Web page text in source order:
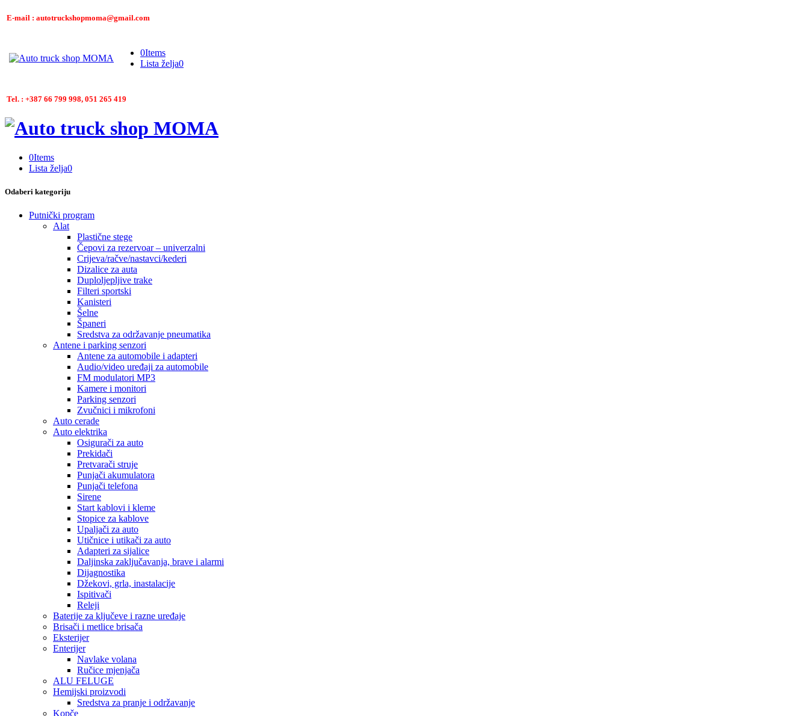
E-mail : autotruckshopmoma@gmail.com
0Items
Lista želja0
Tel. : +387 66 799 998, 051 265 419
0Items
Lista želja0
Odaberi kategoriju
Putnički program
Alat
Plastične stege
Čepovi za rezervoar – univerzalni
Crijeva/račve/nastavci/kederi
Dizalice za auta
Duploljepljive trake
Filteri sportski
Kanisteri
Šelne
Španeri
Sredstva za održavanje pneumatika
Antene i parking senzori
Antene za automobile i adapteri
Audio/video uređaji za automobile
FM modulatori MP3
Kamere i monitori
Parking senzori
Zvučnici i mikrofoni
Auto cerade
Auto elektrika
Osigurači za auto
Prekidači
Pretvarači struje
Punjači akumulatora
Punjači telefona
Sirene
Start kablovi i kleme
Stopice za kablove
Upaljači za auto
Utičnice i utikači za auto
Adapteri za sijalice
Daljinska zaključavanja, brave i alarmi
Dijagnostika
Džekovi, grla, inastalacije
Ispitivači
Releji
Baterije za ključeve i razne uređaje
Brisači i metlice brisača
Eksterijer
Enterijer
Navlake volana
Ručice mjenjača
ALU FELUGE
Hemijski proizvodi
Sredstva za pranje i održavanje
Kopče